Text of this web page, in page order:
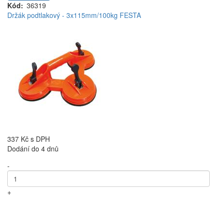
Kód
36319
Držák podtlakový - 3x115mm/100kg FESTA
337 Kč s DPH
Dodání do 4 dnů
-
+